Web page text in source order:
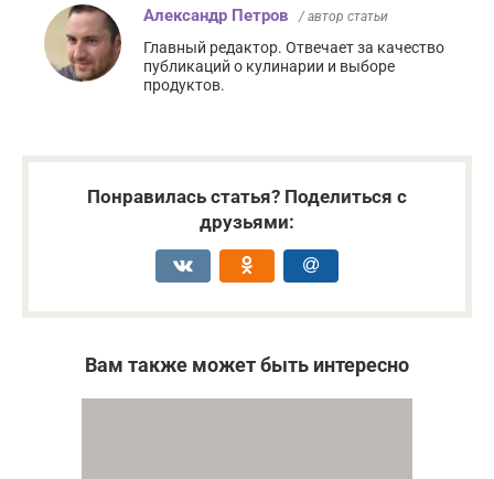
Александр Петров / автор статьи
Главный редактор. Отвечает за качество
публикаций о кулинарии и выборе
продуктов.
Понравилась статья? Поделиться с
друзьями:
Вам также может быть интересно